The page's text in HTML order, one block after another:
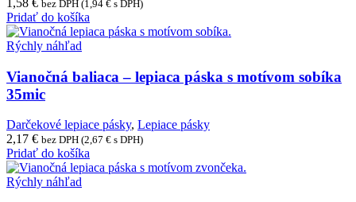
1,58 € bez DPH (1,94 € s DPH)
Pridať do košíka
Rýchly náhľad
Vianočná baliaca – lepiaca páska s motívom sobíka
35mic
Darčekové lepiace pásky, Lepiace pásky
2,17 € bez DPH (2,67 € s DPH)
Pridať do košíka
Rýchly náhľad